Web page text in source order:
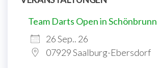
Team Darts Open in Schönbrunn
26 Sep.. 26
07929 Saalburg-Ebersdorf